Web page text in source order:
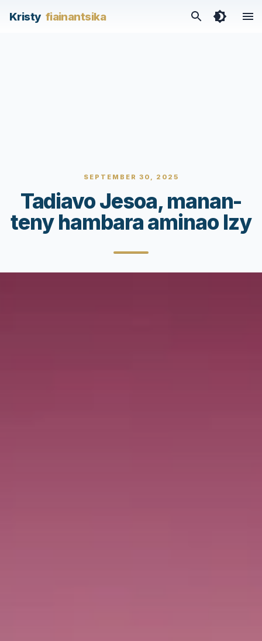
Kristy fiainantsika
SEPTEMBER 30, 2025
Tadiavo Jesoa, manan-
teny hambara aminao Izy